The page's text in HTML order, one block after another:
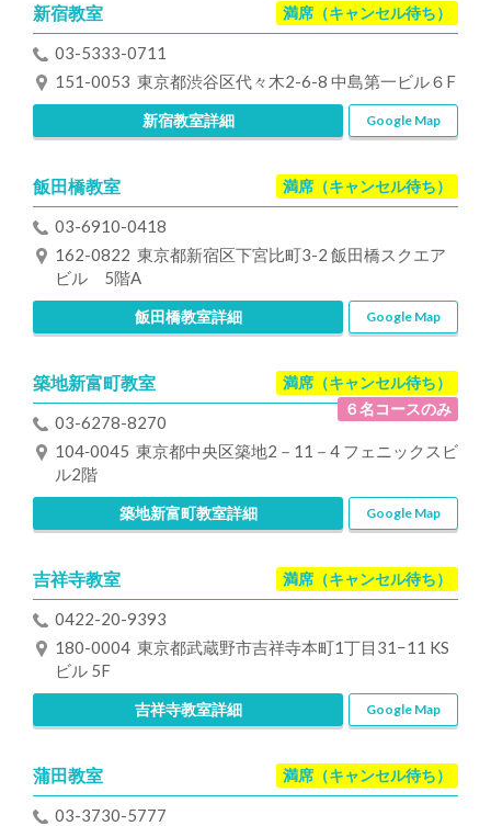
満席（キャンセル待ち）
新宿教室
03-5333-0711
151-0053 東京都渋谷区代々木2-6-8 中島第一ビル６F
新宿教室詳細 Google Map
満席（キャンセル待ち）
飯田橋教室
03-6910-0418
162-0822 東京都新宿区下宮比町3-2 飯田橋スクエア
ビル 5階A
飯田橋教室詳細 Google Map
満席（キャンセル待ち）
６名コースのみ
築地新富町教室
03-6278-8270
104‐0045 東京都中央区築地2－11－4 フェニックスビ
ル2階
築地新富町教室詳細 Google Map
満席（キャンセル待ち）
吉祥寺教室
0422-20-9393
180-0004 東京都武蔵野市吉祥寺本町1丁目31−11 KS
ビル 5F
吉祥寺教室詳細 Google Map
満席（キャンセル待ち）
蒲田教室
03-3730-5777